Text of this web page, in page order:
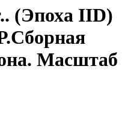
(Эпоха IID)
Масштаб